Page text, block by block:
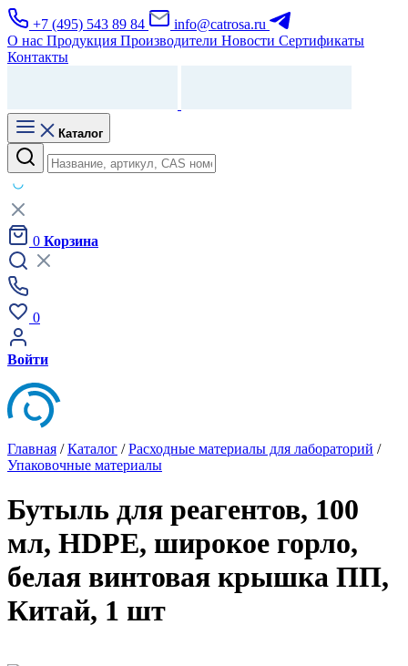
+7 (495) 543 89 84
info@catrosa.ru
О нас Продукция Производители Новости Сертификаты
Контакты
Каталог
0 Корзина
0
Войти
Главная /Каталог /Расходные материалы для лабораторий /
Упаковочные материалы
Бутыль для реагентов, 100
мл, HDPE, широкое горло,
белая винтовая крышка ПП,
Китай, 1 шт